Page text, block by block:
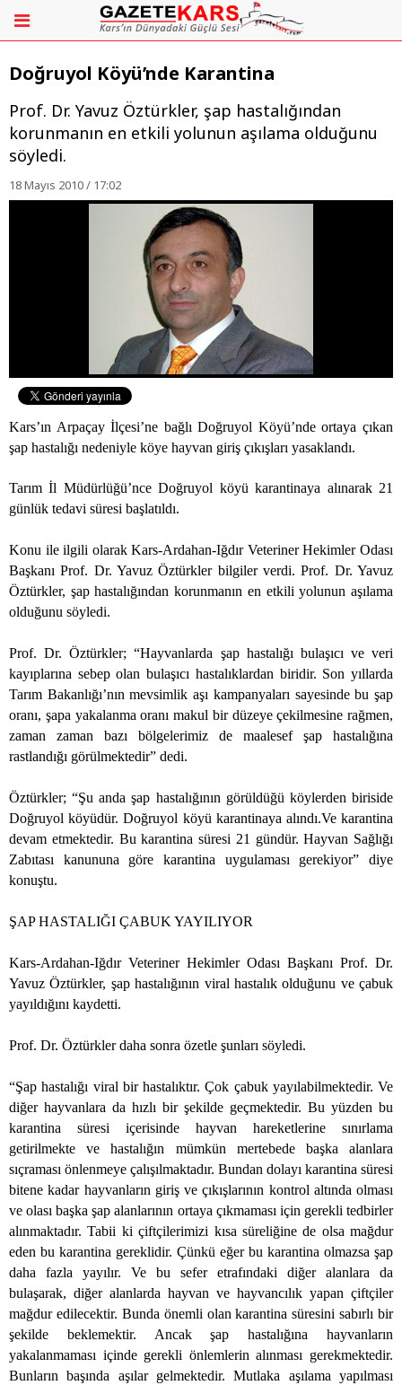
Doğruyol Köyü’nde Karantina
Prof. Dr. Yavuz Öztürkler, şap hastalığından
korunmanın en etkili yolunun aşılama olduğunu
söyledi.
18 Mayıs 2010 / 17:02
Kars’ın Arpaçay İlçesi’ne bağlı Doğruyol Köyü’nde ortaya çıkan
şap hastalığı nedeniyle köye hayvan giriş çıkışları yasaklandı.
Tarım İl Müdürlüğü’nce Doğruyol köyü karantinaya alınarak 21
günlük tedavi süresi başlatıldı.
Konu ile ilgili olarak Kars-Ardahan-Iğdır Veteriner Hekimler Odası
Başkanı Prof. Dr. Yavuz Öztürkler bilgiler verdi. Prof. Dr. Yavuz
Öztürkler, şap hastalığından korunmanın en etkili yolunun aşılama
olduğunu söyledi.
Prof. Dr. Öztürkler; “Hayvanlarda şap hastalığı bulaşıcı ve veri
kayıplarına sebep olan bulaşıcı hastalıklardan biridir. Son yıllarda
Tarım Bakanlığı’nın mevsimlik aşı kampanyaları sayesinde bu şap
oranı, şapa yakalanma oranı makul bir düzeye çekilmesine rağmen,
zaman zaman bazı bölgelerimiz de maalesef şap hastalığına
rastlandığı görülmektedir” dedi.
Öztürkler; “Şu anda şap hastalığının görüldüğü köylerden biriside
Doğruyol köyüdür. Doğruyol köyü karantinaya alındı.Ve karantina
devam etmektedir. Bu karantina süresi 21 gündür. Hayvan Sağlığı
Zabıtası kanununa göre karantina uygulaması gerekiyor” diye
konuştu.
ŞAP HASTALIĞI ÇABUK YAYILIYOR
Kars-Ardahan-Iğdır Veteriner Hekimler Odası Başkanı Prof. Dr.
Yavuz Öztürkler, şap hastalığının viral hastalık olduğunu ve çabuk
yayıldığını kaydetti.
Prof. Dr. Öztürkler daha sonra özetle şunları söyledi.
“Şap hastalığı viral bir hastalıktır. Çok çabuk yayılabilmektedir. Ve
diğer hayvanlara da hızlı bir şekilde geçmektedir. Bu yüzden bu
karantina süresi içerisinde hayvan hareketlerine sınırlama
getirilmekte ve hastalığın mümkün mertebede başka alanlara
sıçraması önlenmeye çalışılmaktadır. Bundan dolayı karantina süresi
bitene kadar hayvanların giriş ve çıkışlarının kontrol altında olması
ve olası başka şap alanlarının ortaya çıkmaması için gerekli tedbirler
alınmaktadır. Tabii ki çiftçilerimizi kısa süreliğine de olsa mağdur
eden bu karantina gereklidir. Çünkü eğer bu karantina olmazsa şap
daha fazla yayılır. Ve bu sefer etrafındaki diğer alanlara da
bulaşarak, diğer alanlarda hayvan ve hayvancılık yapan çiftçiler
mağdur edilecektir. Bunda önemli olan karantina süresini sabırlı bir
şekilde beklemektir. Ancak şap hastalığına hayvanların
yakalanmaması içinde gerekli önlemlerin alınması gerekmektedir.
Bunların başında aşılar gelmektedir. Mutlaka aşılama yapılması